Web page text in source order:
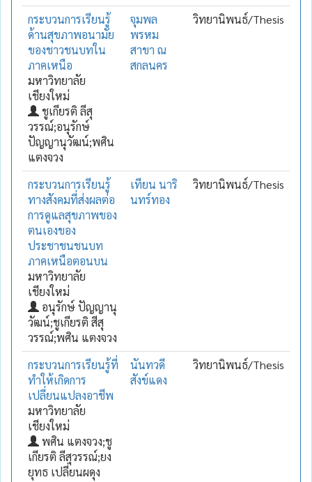
กระบวนการเรียนรู้
ด้านสุขภาพอนามัย
ของชาวชนบทใน
ภาคเหนือ
มหาวิทยาลัย
เชียงใหม่
ชูเกียรติ ลีสุ
วรรณ์;อนุรักษ์
ปัญญานุวัฒน์;พศิน
แตงจวง
จุมพล
พรหม
สาขา ณ
สกลนคร
วิทยานิพนธ์/Thesis
กระบวนการเรียนรู้
ทางสังคมที่ส่งผลต่อ
การดูแลสุขภาพของ
ตนเองของ
ประชาชนชนบท
ภาคเหนือตอนบน
มหาวิทยาลัย
เชียงใหม่
อนุรักษ์ ปัญญานุ
วัฒน์;ชูเกียรติ สีสุ
วรรณ์;พศิน แตงจวง
เทียน นาริ
นทร์ทอง
วิทยานิพนธ์/Thesis
กระบวนการเรียนรู้ที่
ทำให้เกิดการ
เปลี่ยนแปลงอาชีพ
มหาวิทยาลัย
เชียงใหม่
พศิน แตงจวง;ชู
เกียรติ ลีสุวรรณ์;ยง
ยุทธ เปลี่ยนผดุง
นันทวดี
สังข์แดง
วิทยานิพนธ์/Thesis